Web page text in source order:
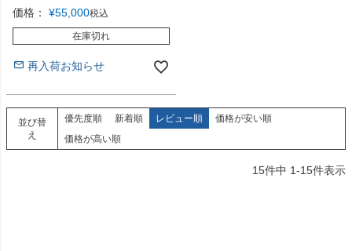
価格：
¥55,000税込
在庫切れ
再入荷お知らせ
並び替
え
優先度順 新着順 レビュー順
価格が安い順
価格が高い順
15件中 1-15件表示